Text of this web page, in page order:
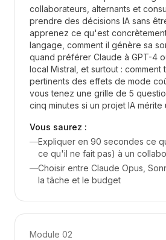
collaborateurs, alternants et
prendre des décisions IA sans
apprenez ce qu'est
langage, comment il génère sa
quand préférer Claude à GPT-4
local Mistral, et surtout : comment
pertinents des effets de mode
vous tenez une grille de 5
cinq minutes si un projet IA mérite
Vous saurez :
—Expliquer en 90 secondes ce
ce qu'il ne fait pas) à un
—Choisir entre Claude Opus,
la tâche et le budget
Module 02